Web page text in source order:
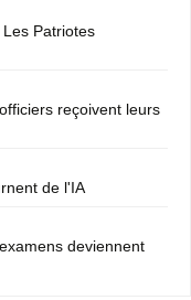
Patriotes
reçoivent leurs
de l'IA
deviennent